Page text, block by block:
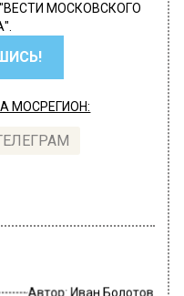
МОСКОВСКОГО
МОСРЕГИОН:
Автор:Иван Болотов